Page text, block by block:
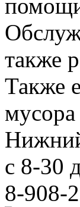
также
Также
с 8-30
8-908-